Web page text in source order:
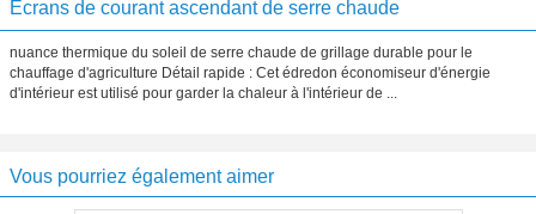
Écrans de courant ascendant de serre chaude
nuance thermique du soleil de serre chaude de grillage durable pour le
chauffage d'agriculture Détail rapide : Cet édredon économiseur d'énergie
d'intérieur est utilisé pour garder la chaleur à l'intérieur de ...
Vous pourriez également aimer